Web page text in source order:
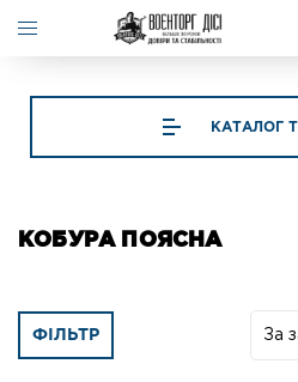
КАТАЛОГ
КОБУРА ПОЯСНА
ФІЛЬТР За